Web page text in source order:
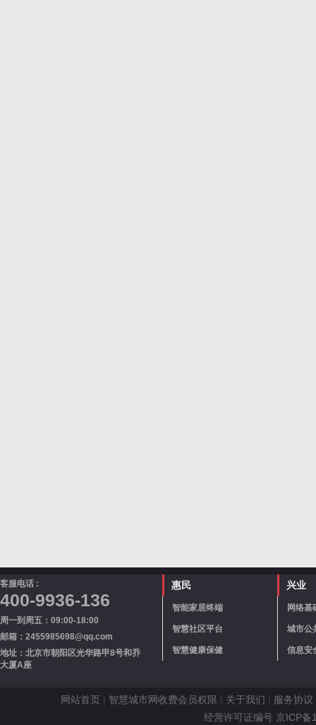
客服电话 :
400-9936-136
周一到周五：09:00-18:00
邮箱：2455985698@qq.com
地址：北京市朝阳区光华路甲8号和乔
大厦A座
惠民
智能家居终端
智慧社区平台
智慧健康保健
兴业
网络基
城市公
信息安
网站首页 | 智慧城市网收费会员权限 | 关于我们 | 服务协议
经营许可证编号 京ICP